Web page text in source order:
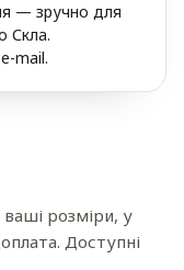
— зручно для
Скла.
mail.
розміри, у
Доступні